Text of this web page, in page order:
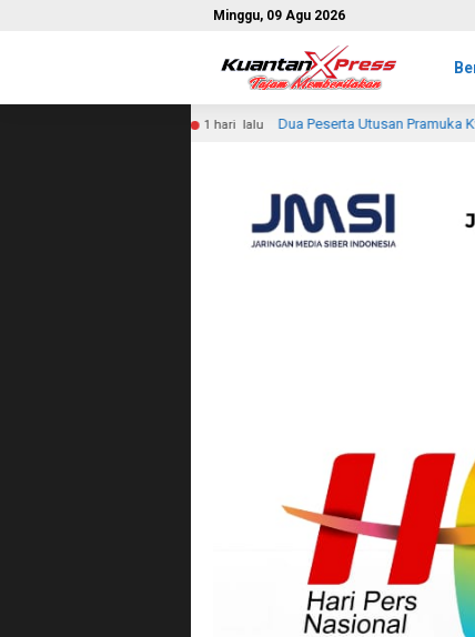
Minggu, 09 Agu 2026
Dua Peserta Utusan Pramuka Kwartir Ranting Tembilahan